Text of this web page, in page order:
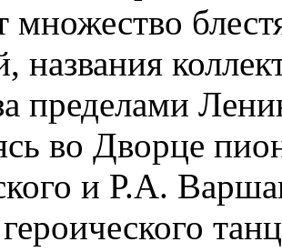
множество
названия
пределами
во Дворце
и Р.А.
героического